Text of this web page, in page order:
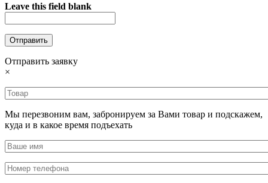
Leave this field blank
Отправить заявку
×
Мы перезвоним вам, забронируем за Вами товар и подскажем,
куда и в какое время подъехать